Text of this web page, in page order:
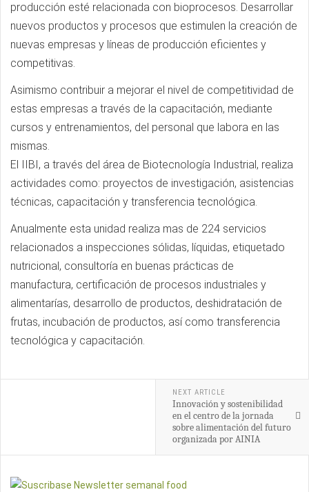
producción esté relacionada con bioprocesos. Desarrollar
nuevos productos y procesos que estimulen la creación de
nuevas empresas y líneas de producción eficientes y
competitivas.
Asimismo contribuir a mejorar el nivel de competitividad de
estas empresas a través de la capacitación, mediante
cursos y entrenamientos, del personal que labora en las
mismas.
El IIBI, a través del área de Biotecnología Industrial, realiza
actividades como: proyectos de investigación, asistencias
técnicas, capacitación y transferencia tecnológica.
Anualmente esta unidad realiza mas de 224 servicios
relacionados a inspecciones sólidas, líquidas, etiquetado
nutricional, consultoría en buenas prácticas de
manufactura, certificación de procesos industriales y
alimentarías, desarrollo de productos, deshidratación de
frutas, incubación de productos, así como transferencia
tecnológica y capacitación.
NEXT ARTICLE
Innovación y sostenibilidad
en el centro de la jornada
sobre alimentación del futuro
organizada por AINIA